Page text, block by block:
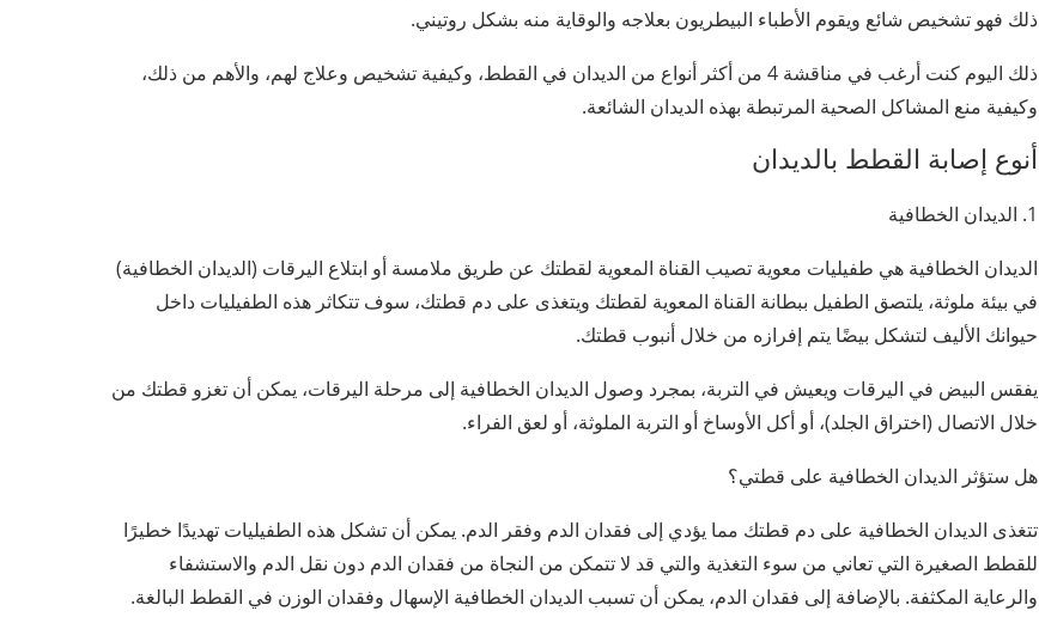
ذلك فهو تشخيص شائع ويقوم الأطباء البيطريون بعلاجه والوقاية منه بشكل روتيني.
ذلك اليوم كنت أرغب في مناقشة 4 من أكثر أنواع من الديدان في القطط، وكيفية تشخيص وعلاج لهم، والأهم من ذلك،
وكيفية منع المشاكل الصحية المرتبطة بهذه الديدان الشائعة.
أنوع إصابة القطط بالديدان
1. الديدان الخطافية
الديدان الخطافية هي طفيليات معوية تصيب القناة المعوية لقطتك عن طريق ملامسة أو ابتلاع اليرقات (الديدان الخطافية)
في بيئة ملوثة، يلتصق الطفيل ببطانة القناة المعوية لقطتك ويتغذى على دم قطتك، سوف تتكاثر هذه الطفيليات داخل
حيوانك الأليف لتشكل بيضًا يتم إفرازه من خلال أنبوب قطتك.
يفقس البيض في اليرقات ويعيش في التربة، بمجرد وصول الديدان الخطافية إلى مرحلة اليرقات، يمكن أن تغزو قطتك من
خلال الاتصال (اختراق الجلد)، أو أكل الأوساخ أو التربة الملوثة، أو لعق الفراء.
هل ستؤثر الديدان الخطافية على قطتي؟
تتغذى الديدان الخطافية على دم قطتك مما يؤدي إلى فقدان الدم وفقر الدم. يمكن أن تشكل هذه الطفيليات تهديدًا خطيرًا
للقطط الصغيرة التي تعاني من سوء التغذية والتي قد لا تتمكن من النجاة من فقدان الدم دون نقل الدم والاستشفاء
والرعاية المكثفة. بالإضافة إلى فقدان الدم، يمكن أن تسبب الديدان الخطافية الإسهال وفقدان الوزن في القطط البالغة.